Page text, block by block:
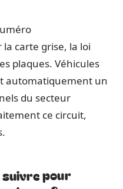
carte grise, la loi
plaques. Véhicules
automatiquement un
du secteur
ce circuit,
pour